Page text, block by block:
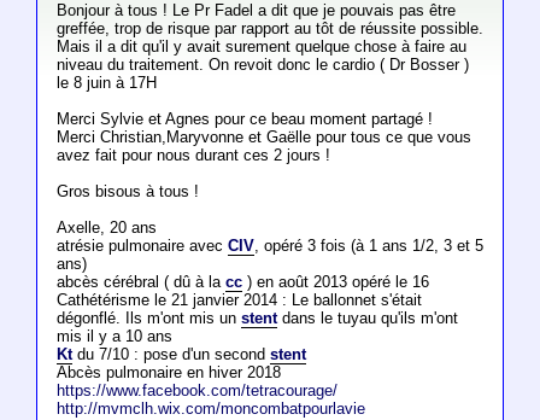
Bonjour à tous ! Le Pr Fadel a dit que je pouvais pas être
greffée, trop de risque par rapport au tôt de réussite possible.
Mais il a dit qu'il y avait surement quelque chose à faire au
niveau du traitement. On revoit donc le cardio ( Dr Bosser )
le 8 juin à 17H
Merci Sylvie et Agnes pour ce beau moment partagé !
Merci Christian,Maryvonne et Gaëlle pour tous ce que vous
avez fait pour nous durant ces 2 jours !
Gros bisous à tous !
Axelle, 20 ans
atrésie pulmonaire avec CIV, opéré 3 fois (à 1 ans 1/2, 3 et 5
ans)
abcès cérébral ( dû à la cc) en août 2013 opéré le 16
Cathétérisme le 21 janvier 2014 : Le ballonnet s'était
dégonflé. Ils m'ont mis un stentdans le tuyau qu'ils m'ont
mis il y a 10 ans
Ktdu 7/10 : pose d'un second stent
Abcès pulmonaire en hiver 2018
https://www.facebook.com/tetracourage/
http://mvmclh.wix.com/moncombatpourlavie